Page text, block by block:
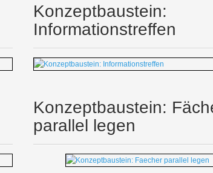
Konzeptbaustein:
Informationstreffen
Konzeptbaustein:
parallel legen